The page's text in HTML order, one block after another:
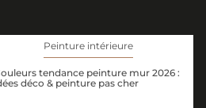
Peinture intérieure
tendance peinture mur 2026 :
déco & peinture pas cher